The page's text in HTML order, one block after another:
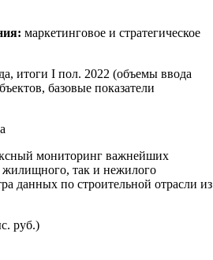
маркетинговое и стратегическое
итоги I пол. 2022 (объемы ввода
базовые показатели
мониторинг важнейших
жилищного, так и нежилого
данных по строительной отрасли из
руб.)